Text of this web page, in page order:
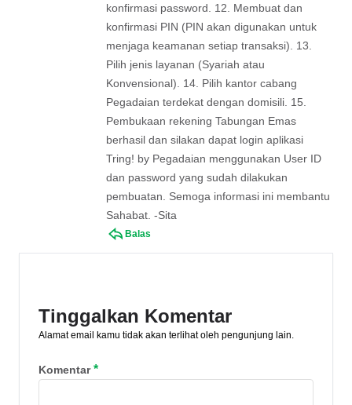
konfirmasi password. 12. Membuat dan
konfirmasi PIN (PIN akan digunakan untuk
menjaga keamanan setiap transaksi). 13.
Pilih jenis layanan (Syariah atau
Konvensional). 14. Pilih kantor cabang
Pegadaian terdekat dengan domisili. 15.
Pembukaan rekening Tabungan Emas
berhasil dan silakan dapat login aplikasi
Tring! by Pegadaian menggunakan User ID
dan password yang sudah dilakukan
pembuatan. Semoga informasi ini membantu
Sahabat. -Sita
Balas
Tinggalkan Komentar
Alamat email kamu tidak akan terlihat oleh pengunjung lain.
Komentar*